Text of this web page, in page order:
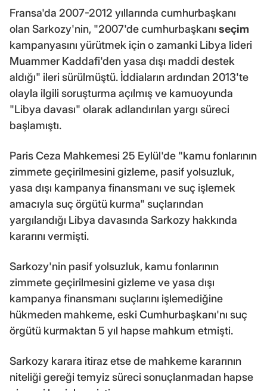
Fransa'da 2007-2012 yıllarında cumhurbaşkanı
olan Sarkozy'nin, "2007'de cumhurbaşkanı seçim
kampanyasını yürütmek için o zamanki Libya lideri
Muammer Kaddafi'den yasa dışı maddi destek
aldığı" ileri sürülmüştü. İddiaların ardından 2013'te
olayla ilgili soruşturma açılmış ve kamuoyunda
"Libya davası" olarak adlandırılan yargı süreci
başlamıştı.
Paris Ceza Mahkemesi 25 Eylül'de "kamu fonlarının
zimmete geçirilmesini gizleme, pasif yolsuzluk,
yasa dışı kampanya finansmanı ve suç işlemek
amacıyla suç örgütü kurma" suçlarından
yargılandığı Libya davasında Sarkozy hakkında
kararını vermişti.
Sarkozy'nin pasif yolsuzluk, kamu fonlarının
zimmete geçirilmesini gizleme ve yasa dışı
kampanya finansmanı suçlarını işlemediğine
hükmeden mahkeme, eski Cumhurbaşkanı'nı suç
örgütü kurmaktan 5 yıl hapse mahkum etmişti.
Sarkozy karara itiraz etse de mahkeme kararının
niteliği gereği temyiz süreci sonuçlanmadan hapse